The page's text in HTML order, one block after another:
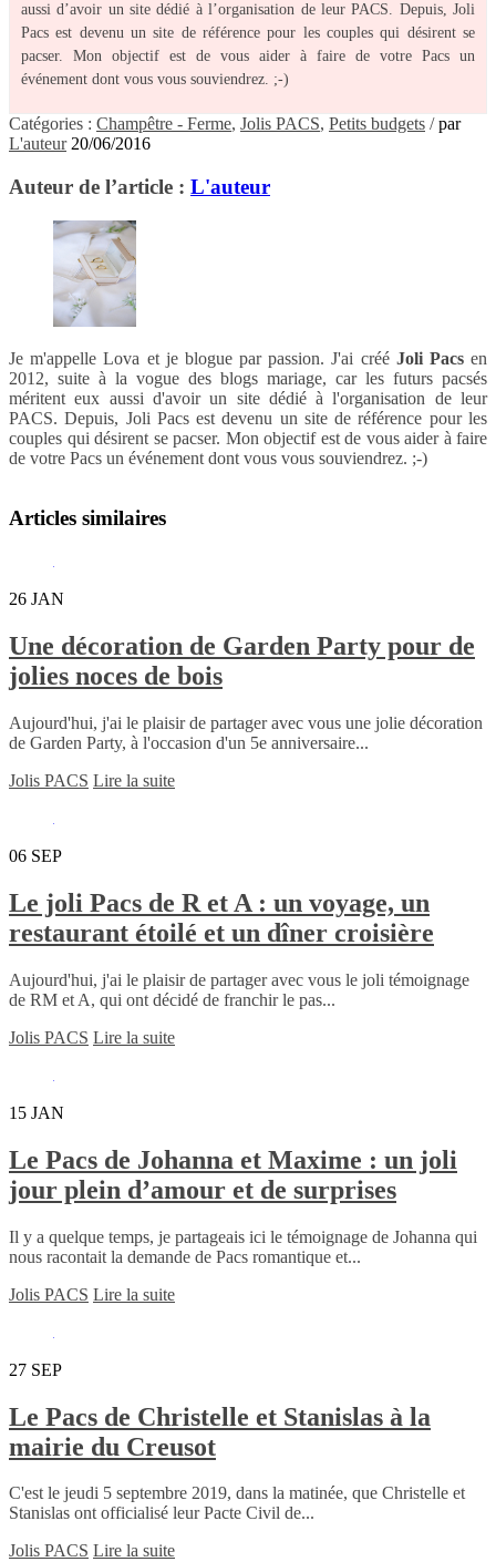
aussi d’avoir un site dédié à l’organisation de leur PACS. Depuis, Joli
Pacs est devenu un site de référence pour les couples qui désirent se
pacser. Mon objectif est de vous aider à faire de votre Pacs un
événement dont vous vous souviendrez. ;-)
Catégories : Champêtre - Ferme, Jolis PACS, Petits budgets /par
L'auteur 20/06/2016
Auteur de l’article : L'auteur
Je m'appelle Lova et je blogue par passion. J'ai créé Joli Pacsen
2012, suite à la vogue des blogs mariage, car les futurs pacsés
méritent eux aussi d'avoir un site dédié à l'organisation de leur
PACS. Depuis, Joli Pacs est devenu un site de référence pour les
couples qui désirent se pacser. Mon objectif est de vous aider à faire
de votre Pacs un événement dont vous vous souviendrez. ;-)
Articles similaires
26 JAN
Une décoration de Garden Party pour de
jolies noces de bois
Aujourd'hui, j'ai le plaisir de partager avec vous une jolie décoration
de Garden Party, à l'occasion d'un 5e anniversaire...
Jolis PACS Lire la suite
06 SEP
Le joli Pacs de R et A : un voyage, un
restaurant étoilé et un dîner croisière
Aujourd'hui, j'ai le plaisir de partager avec vous le joli témoignage
de RM et A, qui ont décidé de franchir le pas...
Jolis PACS Lire la suite
15 JAN
Le Pacs de Johanna et Maxime : un joli
jour plein d’amour et de surprises
Il y a quelque temps, je partageais ici le témoignage de Johanna qui
nous racontait la demande de Pacs romantique et...
Jolis PACS Lire la suite
27 SEP
Le Pacs de Christelle et Stanislas à la
mairie du Creusot
C'est le jeudi 5 septembre 2019, dans la matinée, que Christelle et
Stanislas ont officialisé leur Pacte Civil de...
Jolis PACS Lire la suite